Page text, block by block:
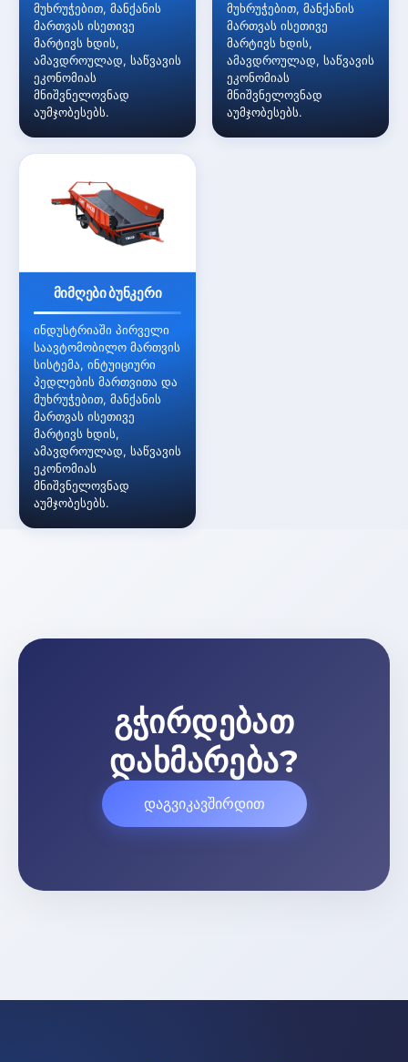
მუხრუჭებით, მანქანის
მართვას ისეთივე
მარტივს ხდის,
ამავდროულად, საწვავის
ეკონომიას
მნიშვნელოვნად
აუმჯობესებს.
მუხრუჭებით, მანქანის
მართვას ისეთივე
მარტივს ხდის,
ამავდროულად, საწვავის
ეკონომიას
მნიშვნელოვნად
აუმჯობესებს.
მიმღები ბუნკერი
ინდუსტრიაში პირველი
საავტომობილო მართვის
სისტემა, ინტუიციური
პედლების მართვითა და
მუხრუჭებით, მანქანის
მართვას ისეთივე
მარტივს ხდის,
ამავდროულად, საწვავის
ეკონომიას
მნიშვნელოვნად
აუმჯობესებს.
გჭირდებათ
დახმარება?
დაგვიკავშირდით